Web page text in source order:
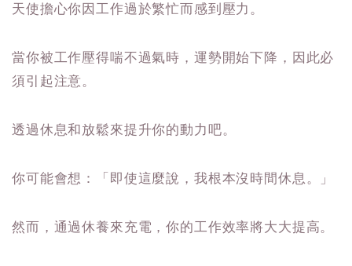
天使擔心你因工作過於繁忙而感到壓力。
當你被工作壓得喘不過氣時，運勢開始下降，因此必
須引起注意。
透過休息和放鬆來提升你的動力吧。
你可能會想：「即使這麼說，我根本沒時間休息。」
然而，通過休養來充電，你的工作效率將大大提高。